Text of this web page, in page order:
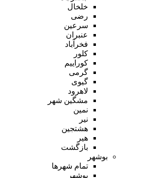
خلخال
رضی
سرعین
عنبران
فخرآباد
کلور
کوراییم
گرمی
گیوی
لاهرود
مشگین شهر
نمین
نیر
هشتجین
هیر
بازگشت
بوشهر
تمام شهر‌ها
بوشهر